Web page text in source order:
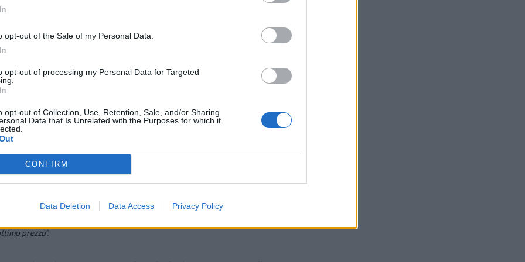
opt-out of the Sale of my Personal Data.
opt-out of processing my Personal Data for Targeted
opt-out of Collection, Use, Retention, Sale, and/or Sharing
Data that Is Unrelated with the Purposes for which it
CONFIRM
Data Deletion Data Access Privacy Policy
con Alexa, che consente ai clienti di utilizzare la voce per accedere
TV.
TCL, che offre un’ampia selezione di contenuti di alta qualità e
da Germania, Italia, Spagna e Regno Unito – e questa nuova linea
le esigenze dei consumatori, offrendo tecnologie e prodotti di
prezzo”.